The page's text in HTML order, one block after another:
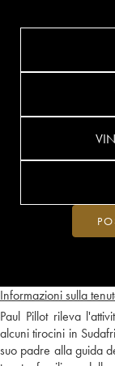
Informazioni sulla
Paul Pillot rileva
alcuni tirocini in
suo padre alla guida